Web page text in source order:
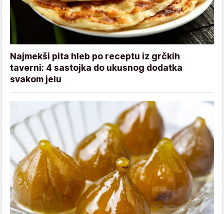
Najmekši pita hleb po receptu iz grčkih
taverni: 4 sastojka do ukusnog dodatka
svakom jelu